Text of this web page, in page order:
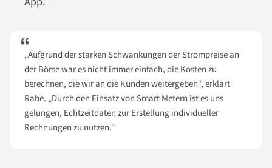
„Aufgrund der starken Schwankungen der Strompreise an
der Börse war es nicht immer einfach, die Kosten zu
berechnen, die wir an die Kunden weitergeben“, erklärt
Rabe. „Durch den Einsatz von Smart Metern ist es uns
gelungen, Echtzeitdaten zur Erstellung individueller
Rechnungen zu nutzen.“